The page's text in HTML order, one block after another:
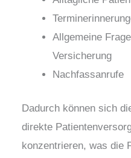
Allgemeine
Versicherung
Nachfassanrufe
Dadurch können sich
direkte
konzentrieren, was die